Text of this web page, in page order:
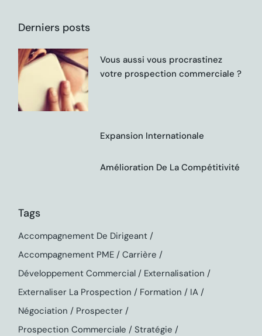
Derniers posts
Vous aussi vous procrastinez
votre prospection commerciale ?
Expansion Internationale
Amélioration De La Compétitivité
Tags
Accompagnement De Dirigeant
Accompagnement PME
Carrière
Développement Commercial
Externalisation
Externaliser La Prospection
Formation
IA
Négociation
Prospecter
Prospection Commerciale
Stratégie